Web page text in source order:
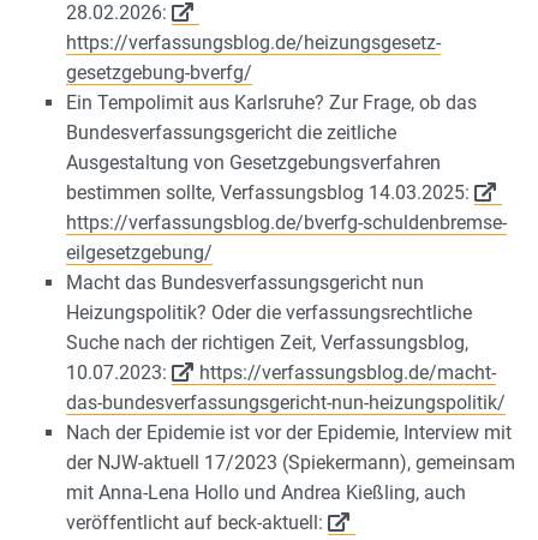
28.02.2026:
https://verfassungsblog.de/heizungsgesetz-
gesetzgebung-bverfg/
Ein Tempolimit aus Karlsruhe? Zur Frage, ob das
Bundesverfassungsgericht die zeitliche
Ausgestaltung von Gesetzgebungsverfahren
bestimmen sollte, Verfassungsblog 14.03.2025:
https://verfassungsblog.de/bverfg-schuldenbremse-
eilgesetzgebung/
Macht das Bundesverfassungsgericht nun
Heizungspolitik? Oder die verfassungsrechtliche
Suche nach der richtigen Zeit, Verfassungsblog,
10.07.2023:
https://verfassungsblog.de/macht-
das-bundesverfassungsgericht-nun-heizungspolitik/
Nach der Epidemie ist vor der Epidemie, Interview mit
der NJW-aktuell 17/2023 (Spiekermann), gemeinsam
mit Anna-Lena Hollo und Andrea Kießling, auch
veröffentlicht auf beck-aktuell: